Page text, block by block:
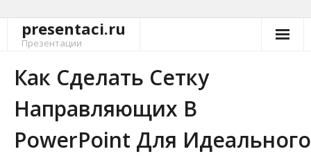
Перейтиpresentaci.ru
Презентации
Как Сделать Сетку
Направляющих В
PowerPoint Для Идеального